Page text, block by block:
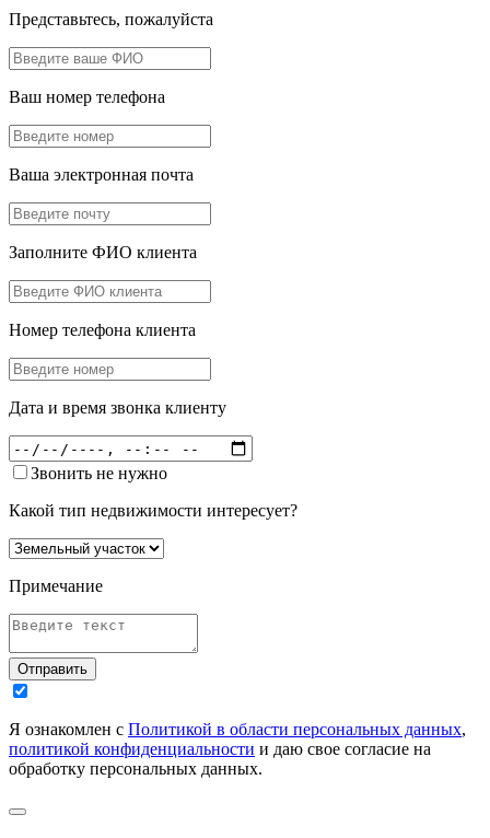
Представьтесь, пожалуйста
Ваш номер телефона
Ваша электронная почта
Заполните ФИО клиента
Номер телефона клиента
Дата и время звонка клиенту
Звонить не нужно
Какой тип недвижимости интересует?
Примечание
Отправить
Я ознакомлен с Политикой в области персональных данных,
политикой конфиденциальности и даю свое согласие на
обработку персональных данных.